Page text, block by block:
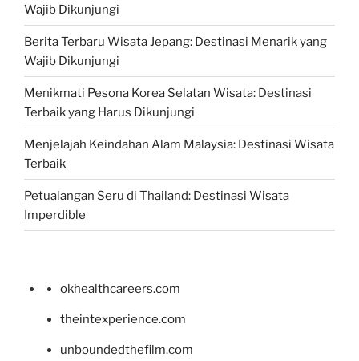
Wajib Dikunjungi
Berita Terbaru Wisata Jepang: Destinasi Menarik yang
Wajib Dikunjungi
Menikmati Pesona Korea Selatan Wisata: Destinasi
Terbaik yang Harus Dikunjungi
Menjelajah Keindahan Alam Malaysia: Destinasi Wisata
Terbaik
Petualangan Seru di Thailand: Destinasi Wisata
Imperdible
okhealthcareers.com
theintexperience.com
unboundedthefilm.com